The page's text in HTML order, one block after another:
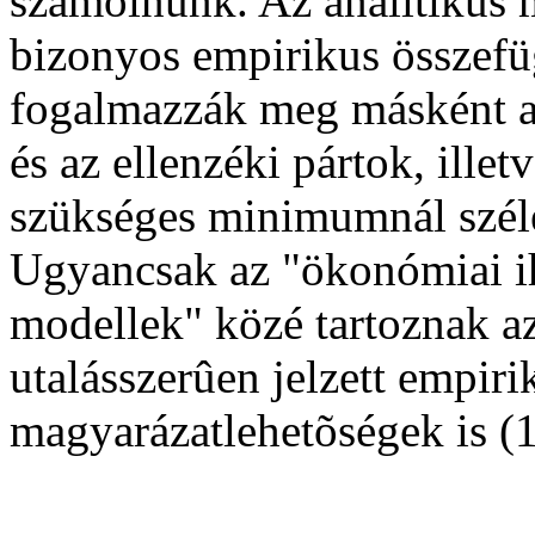
bizonyos empirikus
fogalmazzák meg
és az ellenzéki pártok,
szükséges minimumnál
Ugyancsak az "ökonómiai
modellek" közé tartoznak
utalásszerûen jelzett
magyarázatlehetõségek is